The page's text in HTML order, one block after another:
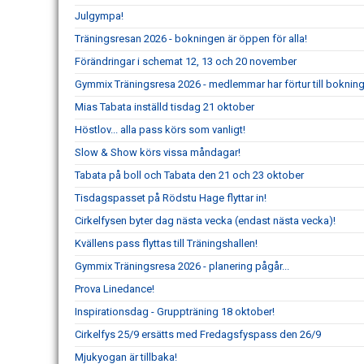
Julgympa!
Träningsresan 2026 - bokningen är öppen för alla!
Förändringar i schemat 12, 13 och 20 november
Gymmix Träningsresa 2026 - medlemmar har förtur till
Mias Tabata inställd tisdag 21 oktober
Höstlov... alla pass körs som vanligt!
Slow & Show körs vissa måndagar!
Tabata på boll och Tabata den 21 och 23 oktober
Tisdagspasset på Rödstu Hage flyttar in!
Cirkelfysen byter dag nästa vecka (endast nästa vecka)!
Kvällens pass flyttas till Träningshallen!
Gymmix Träningsresa 2026 - planering pågår...
Prova Linedance!
Inspirationsdag - Gruppträning 18 oktober!
Cirkelfys 25/9 ersätts med Fredagsfyspass den 26/9
Mjukyogan är tillbaka!